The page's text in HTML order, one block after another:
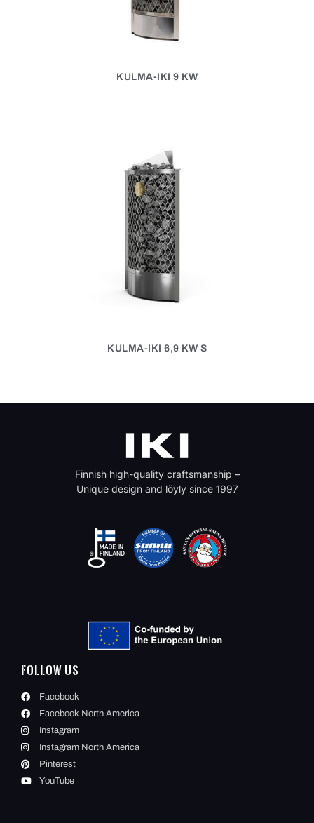
KULMA-IKI 9 KW
KULMA-IKI 6,9 KW S
Finnish high-quality craftsmanship –
Unique design and löyly since 1997
Follow Us
Facebook
Facebook North America
Instagram
Instagram North America
Pinterest
YouTube